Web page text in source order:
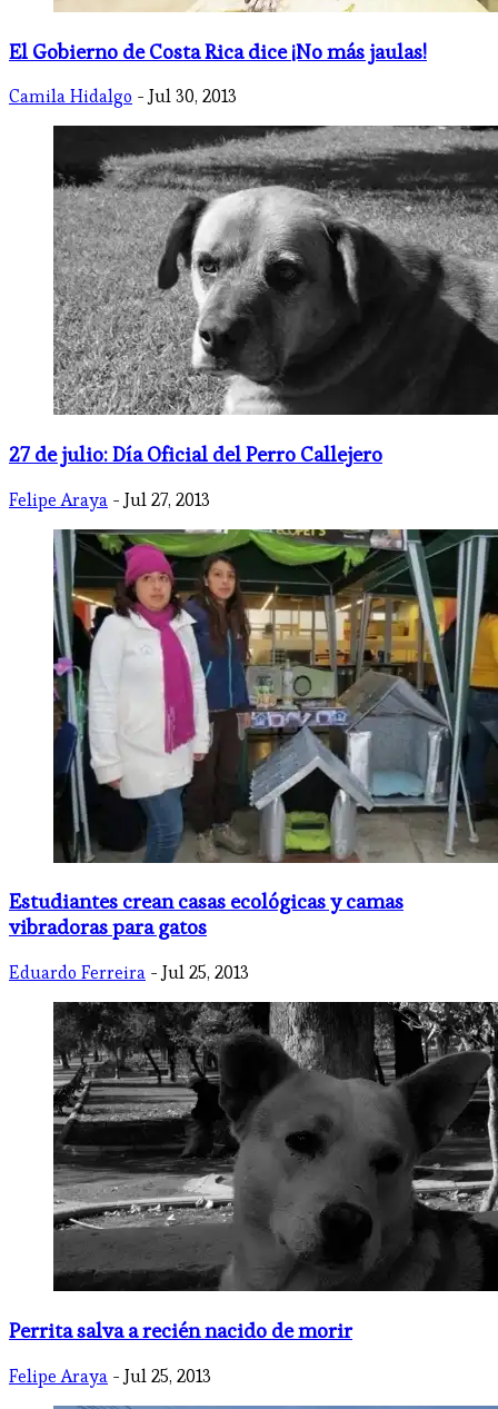
El Gobierno de Costa Rica dice ¡No más jaulas!
Camila Hidalgo - Jul 30, 2013
27 de julio: Día Oficial del Perro Callejero
Felipe Araya - Jul 27, 2013
Estudiantes crean casas ecológicas y camas
vibradoras para gatos
Eduardo Ferreira - Jul 25, 2013
Perrita salva a recién nacido de morir
Felipe Araya - Jul 25, 2013